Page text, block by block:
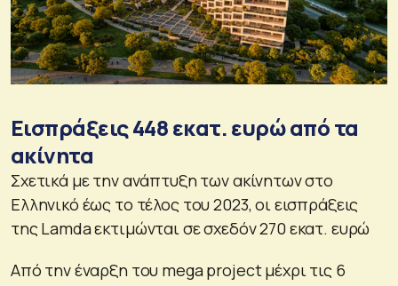
Εισπράξεις 448 εκατ. ευρώ από τα
ακίνητα
Σχετικά με την ανάπτυξη των ακίνητων στο
Ελληνικό έως το τέλος του 2023, οι εισπράξεις
της Lamda εκτιμώνται σε σχεδόν 270 εκατ. ευρώ
Από την έναρξη του mega project μέχρι τις 6